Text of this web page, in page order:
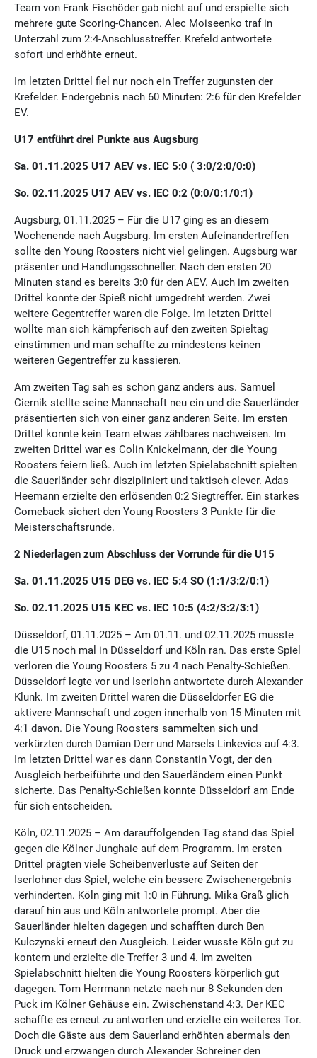
Team von Frank Fischöder gab nicht auf und erspielte sich
mehrere gute Scoring-Chancen. Alec Moiseenko traf in
Unterzahl zum 2:4-Anschlusstreffer. Krefeld antwortete
sofort und erhöhte erneut.
Im letzten Drittel fiel nur noch ein Treffer zugunsten der
Krefelder. Endergebnis nach 60 Minuten: 2:6 für den Krefelder
EV.
U17 entführt drei Punkte aus Augsburg
Sa. 01.11.2025 U17 AEV vs. IEC 5:0 ( 3:0/2:0/0:0)
So. 02.11.2025 U17 AEV vs. IEC 0:2 (0:0/0:1/0:1)
Augsburg, 01.11.2025 – Für die U17 ging es an diesem
Wochenende nach Augsburg. Im ersten Aufeinandertreffen
sollte den Young Roosters nicht viel gelingen. Augsburg war
präsenter und Handlungsschneller. Nach den ersten 20
Minuten stand es bereits 3:0 für den AEV. Auch im zweiten
Drittel konnte der Spieß nicht umgedreht werden. Zwei
weitere Gegentreffer waren die Folge. Im letzten Drittel
wollte man sich kämpferisch auf den zweiten Spieltag
einstimmen und man schaffte zu mindestens keinen
weiteren Gegentreffer zu kassieren.
Am zweiten Tag sah es schon ganz anders aus. Samuel
Ciernik stellte seine Mannschaft neu ein und die Sauerländer
präsentierten sich von einer ganz anderen Seite. Im ersten
Drittel konnte kein Team etwas zählbares nachweisen. Im
zweiten Drittel war es Colin Knickelmann, der die Young
Roosters feiern ließ. Auch im letzten Spielabschnitt spielten
die Sauerländer sehr diszipliniert und taktisch clever. Adas
Heemann erzielte den erlösenden 0:2 Siegtreffer. Ein starkes
Comeback sichert den Young Roosters 3 Punkte für die
Meisterschaftsrunde.
2 Niederlagen zum Abschluss der Vorrunde für die U15
Sa. 01.11.2025 U15 DEG vs. IEC 5:4 SO (1:1/3:2/0:1)
So. 02.11.2025 U15 KEC vs. IEC 10:5 (4:2/3:2/3:1)
Düsseldorf, 01.11.2025 – Am 01.11. und 02.11.2025 musste
die U15 noch mal in Düsseldorf und Köln ran. Das erste Spiel
verloren die Young Roosters 5 zu 4 nach Penalty-Schießen.
Düsseldorf legte vor und Iserlohn antwortete durch Alexander
Klunk. Im zweiten Drittel waren die Düsseldorfer EG die
aktivere Mannschaft und zogen innerhalb von 15 Minuten mit
4:1 davon. Die Young Roosters sammelten sich und
verkürzten durch Damian Derr und Marsels Linkevics auf 4:3.
Im letzten Drittel war es dann Constantin Vogt, der den
Ausgleich herbeiführte und den Sauerländern einen Punkt
sicherte. Das Penalty-Schießen konnte Düsseldorf am Ende
für sich entscheiden.
Köln, 02.11.2025 – Am darauffolgenden Tag stand das Spiel
gegen die Kölner Junghaie auf dem Programm. Im ersten
Drittel prägten viele Scheibenverluste auf Seiten der
Iserlohner das Spiel, welche ein bessere Zwischenergebnis
verhinderten. Köln ging mit 1:0 in Führung. Mika Graß glich
darauf hin aus und Köln antwortete prompt. Aber die
Sauerländer hielten dagegen und schafften durch Ben
Kulczynski erneut den Ausgleich. Leider wusste Köln gut zu
kontern und erzielte die Treffer 3 und 4. Im zweiten
Spielabschnitt hielten die Young Roosters körperlich gut
dagegen. Tom Herrmann netzte nach nur 8 Sekunden den
Puck im Kölner Gehäuse ein. Zwischenstand 4:3. Der KEC
schaffte es erneut zu antworten und erzielte ein weiteres Tor.
Doch die Gäste aus dem Sauerland erhöhten abermals den
Druck und erzwangen durch Alexander Schreiner den